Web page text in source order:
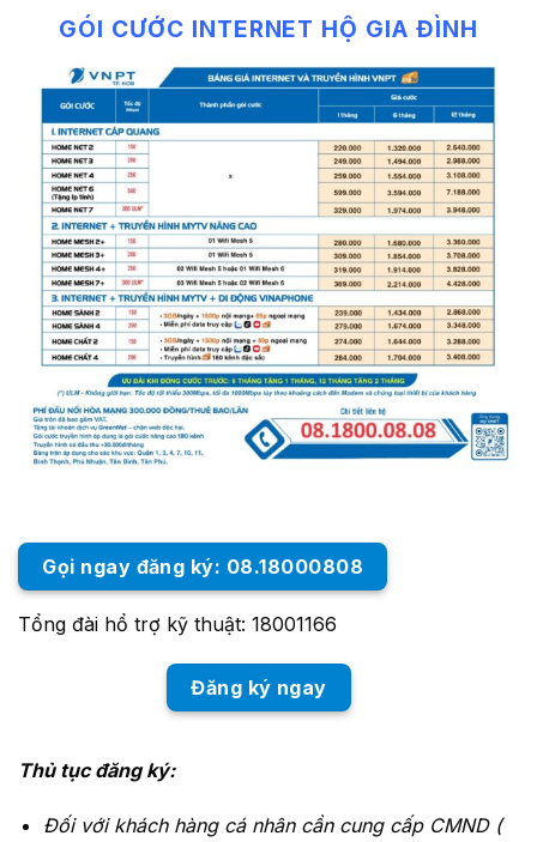
GÓI CƯỚC INTERNET HỘ GIA ĐÌNH
Gọi ngay đăng ký: 08.18000808
Tổng đài hổ trợ kỹ thuật: 18001166
Đăng ký ngay
Thủ tục đăng ký:
Đối với khách hàng cá nhân cần cung cấp CMND (